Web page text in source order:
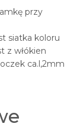
przy
siatka koloru
z włókien
ca.l,2mm